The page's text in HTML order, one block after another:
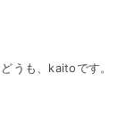
うも、kaitoです。